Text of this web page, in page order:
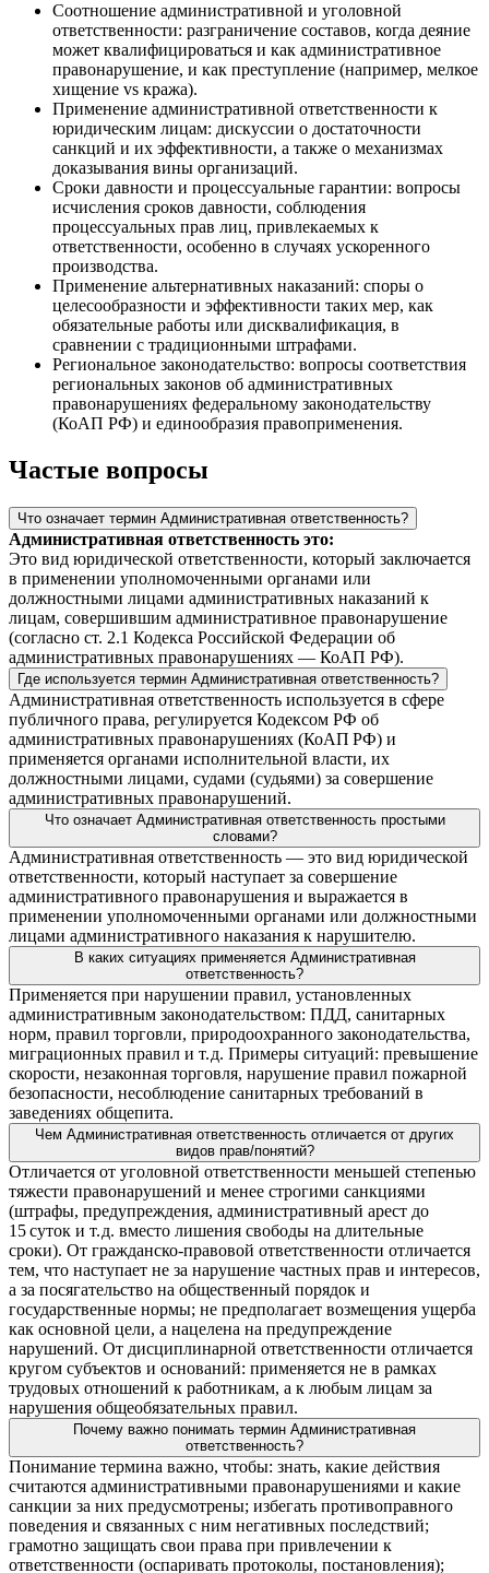
Соотношение административной и уголовной
ответственности: разграничение составов, когда деяние
может квалифицироваться и как административное
правонарушение, и как преступление (например, мелкое
хищение vs кража).
Применение административной ответственности к
юридическим лицам: дискуссии о достаточности
санкций и их эффективности, а также о механизмах
доказывания вины организаций.
Сроки давности и процессуальные гарантии: вопросы
исчисления сроков давности, соблюдения
процессуальных прав лиц, привлекаемых к
ответственности, особенно в случаях ускоренного
производства.
Применение альтернативных наказаний: споры о
целесообразности и эффективности таких мер, как
обязательные работы или дисквалификация, в
сравнении с традиционными штрафами.
Региональное законодательство: вопросы соответствия
региональных законов об административных
правонарушениях федеральному законодательству
(КоАП РФ) и единообразия правоприменения.
Частые вопросы
Что означает термин Административная ответственность?
Административная ответственность это:
Это вид юридической ответственности, который заключается
в применении уполномоченными органами или
должностными лицами административных наказаний к
лицам, совершившим административное правонарушение
(согласно ст. 2.1 Кодекса Российской Федерации об
административных правонарушениях — КоАП РФ).
Где используется термин Административная ответственность?
Административная ответственность используется в сфере
публичного права, регулируется Кодексом РФ об
административных правонарушениях (КоАП РФ) и
применяется органами исполнительной власти, их
должностными лицами, судами (судьями) за совершение
административных правонарушений.
Что означает Административная ответственность простыми
словами?
Административная ответственность — это вид юридической
ответственности, который наступает за совершение
административного правонарушения и выражается в
применении уполномоченными органами или должностными
лицами административного наказания к нарушителю.
В каких ситуациях применяется Административная
ответственность?
Применяется при нарушении правил, установленных
административным законодательством: ПДД, санитарных
норм, правил торговли, природоохранного законодательства,
миграционных правил и т. д. Примеры ситуаций: превышение
скорости, незаконная торговля, нарушение правил пожарной
безопасности, несоблюдение санитарных требований в
заведениях общепита.
Чем Административная ответственность отличается от других
видов прав/понятий?
Отличается от уголовной ответственности меньшей степенью
тяжести правонарушений и менее строгими санкциями
(штрафы, предупреждения, административный арест до
15 суток и т. д. вместо лишения свободы на длительные
сроки). От гражданско‑правовой ответственности отличается
тем, что наступает не за нарушение частных прав и интересов,
а за посягательство на общественный порядок и
государственные нормы; не предполагает возмещения ущерба
как основной цели, а нацелена на предупреждение
нарушений. От дисциплинарной ответственности отличается
кругом субъектов и оснований: применяется не в рамках
трудовых отношений к работникам, а к любым лицам за
нарушения общеобязательных правил.
Почему важно понимать термин Административная
ответственность?
Понимание термина важно, чтобы: знать, какие действия
считаются административными правонарушениями и какие
санкции за них предусмотрены; избегать противоправного
поведения и связанных с ним негативных последствий;
грамотно защищать свои права при привлечении к
ответственности (оспаривать протоколы, постановления);